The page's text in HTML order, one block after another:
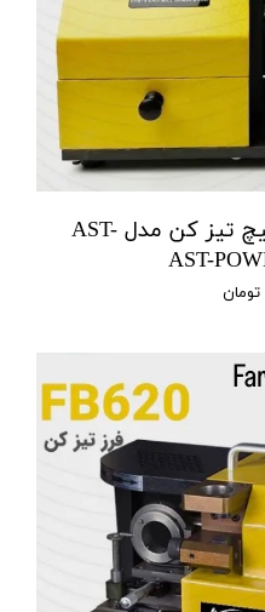
دستگاه فرز انگشتی مارپیچ تیز کن مدل AST-